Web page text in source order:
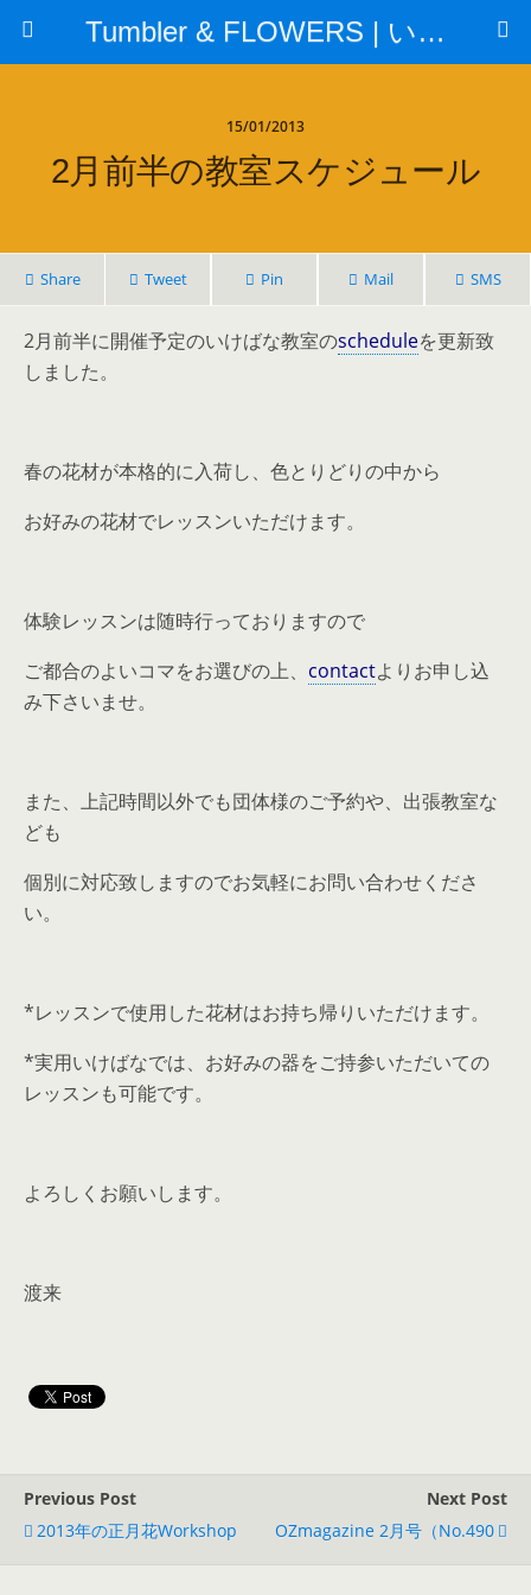
Tumbler & FLOWERS | いけばな教室
15/01/2013
2月前半の教室スケジュール
Share Tweet Pin Mail SMS
2月前半に開催予定のいけばな教室のscheduleを更新致
しました。
春の花材が本格的に入荷し、色とりどりの中から
お好みの花材でレッスンいただけます。
体験レッスンは随時行っておりますので
ご都合のよいコマをお選びの上、 contactよりお申し込
み下さいませ。
また、上記時間以外でも団体様のご予約や、出張教室な
ども
個別に対応致しますのでお気軽にお問い合わせくださ
い。
*レッスンで使用した花材はお持ち帰りいただけます。
*実用いけばなでは、お好みの器をご持参いただいての
レッスンも可能です。
よろしくお願いします。
渡来
Previous Post
2013年の正月花workshop
Next Post
OZmagazine 2月号（No.490